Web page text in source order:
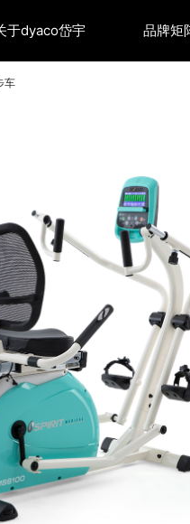
于dyaco岱宇 品牌矩
车